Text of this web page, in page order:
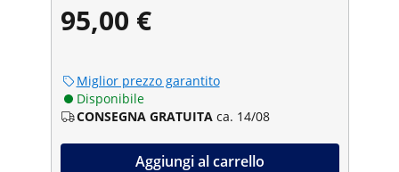
95,00 €
Miglior prezzo garantito
Disponibile
CONSEGNA GRATUITA ca. 14/08
Aggiungi al carrello